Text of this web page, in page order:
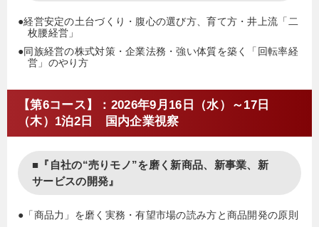
●経営安定の土台づくり・腹心の選び方、育て方・井上流「二
枚腰経営」
●同族経営の株式対策・企業法務・強い体質を築く「回転率経
営」のやり方
【第6コース】：2026年9月16日（水）～17日
（木）1泊2日 国内企業視察
■『自社の“売りモノ”を磨く新商品、新事業、新
サービスの開発』
●「商品力」を磨く実務・有望市場の読み方と商品開発の原則